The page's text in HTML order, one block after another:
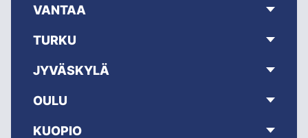
VANTAA
TURKU
JYVÄSKYLÄ
OULU
KUOPIO